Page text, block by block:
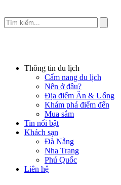
Thông tin du lịch
Cẩm nang du lịch
Nên ở đâu?
Địa điểm Ăn & Uống
Khám phá điểm đến
Mua sắm
Tin nổi bật
Khách sạn
Đà Nẵng
Nha Trang
Phú Quốc
Liên hệ